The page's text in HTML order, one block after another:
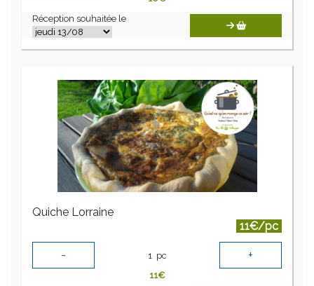
Réception souhaitée le
Quiche Lorraine
11€/pc
- 1 pc +
11€